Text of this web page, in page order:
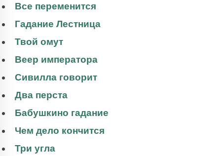
Все переменится
Гадание Лестница
Твой омут
Веер императора
Сивилла говорит
Два перста
Бабушкино гадание
Чем дело кончится
Три угла